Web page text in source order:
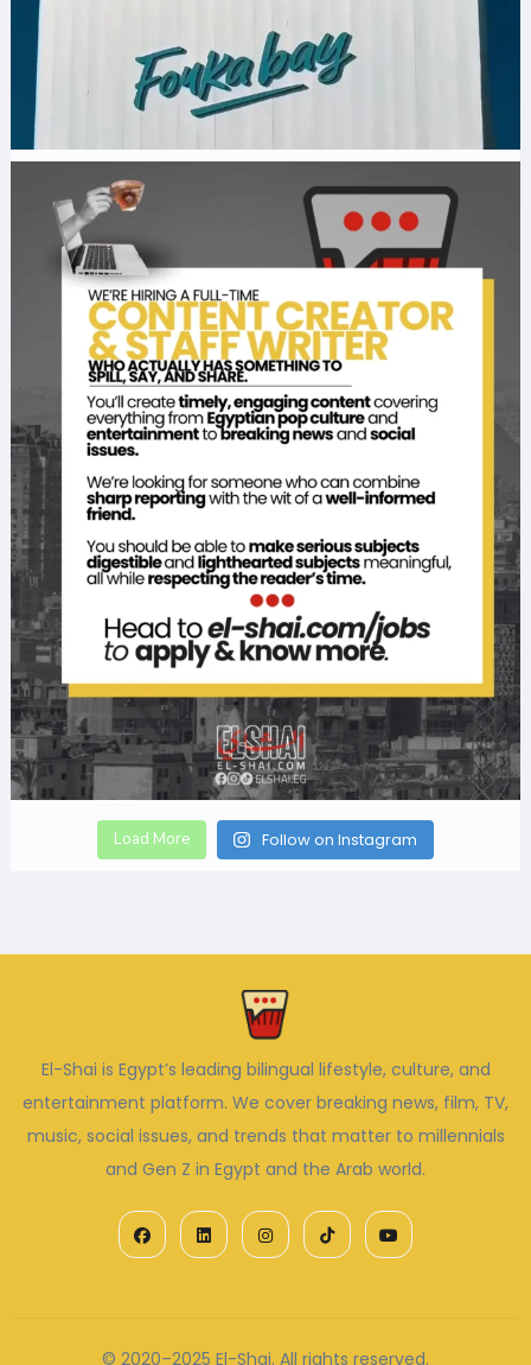
Load More Follow on Instagram
El-Shai is Egypt’s leading bilingual lifestyle, culture, and
entertainment platform. We cover breaking news, film, TV,
music, social issues, and trends that matter to millennials
and Gen Z in Egypt and the Arab world.
© 2020–2025 El-Shai. All rights reserved.